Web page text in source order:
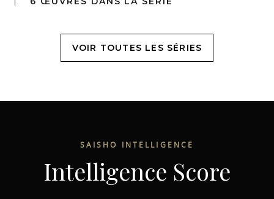
VOIR TOUTES LES SÉRIES
SAISHO INTELLIGENCE
Intelligence Score